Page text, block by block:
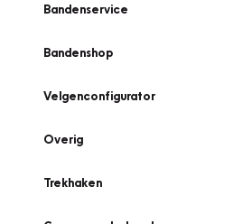
Bandenservice
Bandenshop
Velgenconfigurator
Overig
Trekhaken